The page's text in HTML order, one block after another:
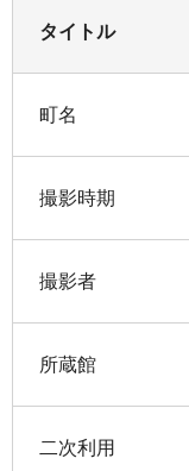
タイトル
町名
撮影時期
撮影者
所蔵館
二次利用